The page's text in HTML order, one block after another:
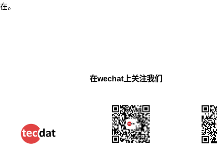
在。
在wechat上关注我们